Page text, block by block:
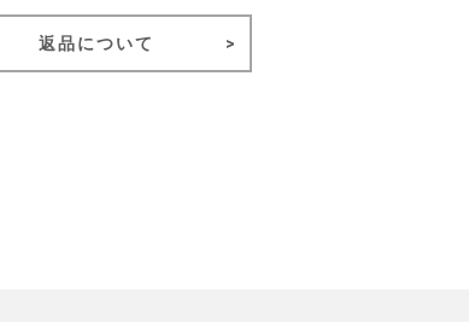
返品について